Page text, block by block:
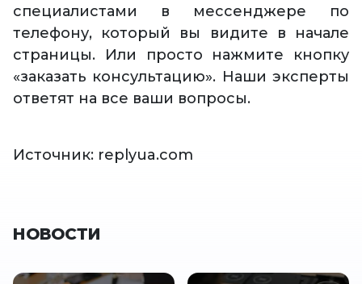
специалистами в мессенджере по
телефону, который вы видите в начале
страницы. Или просто нажмите кнопку
«заказать консультацию». Наши эксперты
ответят на все ваши вопросы.
Источник: replyua.com
НОВОСТИ